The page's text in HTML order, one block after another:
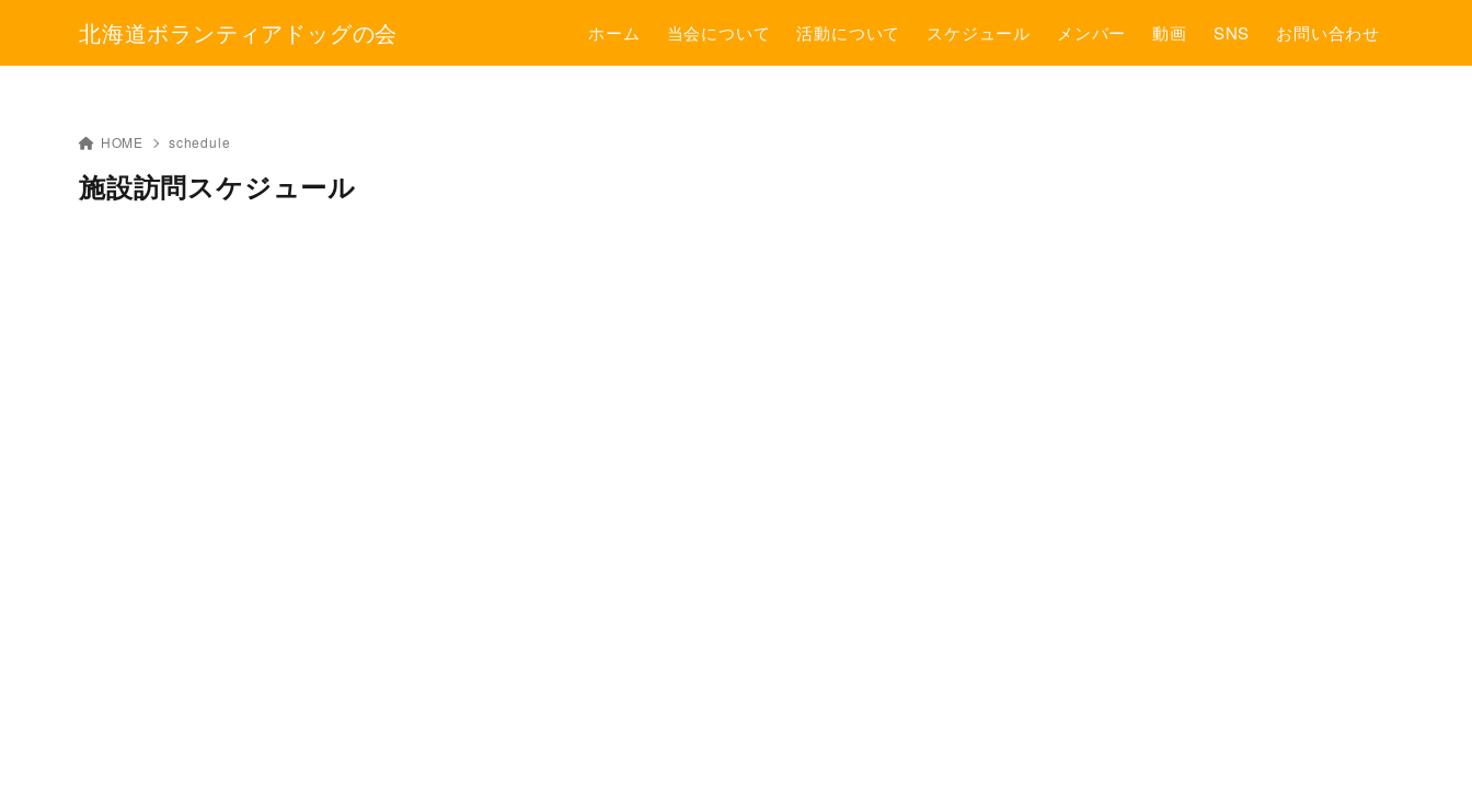
北海道ボランティアドッグの会 ホーム 当会について 活動について スケジュール メンバー 動画 SNS お問い合わせ
HOME schedule
施設訪問スケジュール